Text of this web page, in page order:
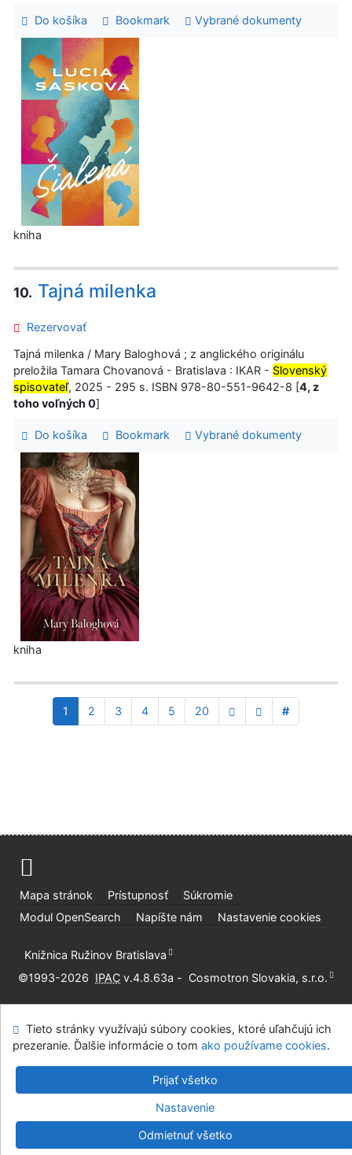
Do košíka Bookmark Vybrané dokumenty
kniha
10. Tajná milenka
Rezervovať
Tajná milenka / Mary Baloghová ; z anglického originálu
preložila Tamara Chovanová - Bratislava : IKAR - Slovenský
spisovateľ, 2025 - 295 s. ISBN 978-80-551-9642-8 [4, z
toho voľných 0]
Do košíka Bookmark Vybrané dokumenty
kniha
1 2 3 4 5 20 #
Mapa stránok Prístupnosť
Súkromie
Modul OpenSearch
Napíšte nám Nastavenie cookies
Knižnica Ružinov Bratislava
©1993-2026 IPAC v.4.8.63a - Cosmotron Slovakia, s.r.o.
Tieto stránky využívajú súbory cookies, ktoré uľahčujú ich
prezeranie. Ďalšie informácie o tom ako používame cookies.
Prijať všetko
Nastavenie
Odmietnuť všetko